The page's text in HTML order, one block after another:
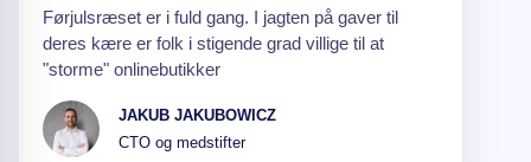
Førjulsræset er i fuld gang. I jagten på gaver til
deres kære er folk i stigende grad villige til at
"storme" onlinebutikker
JAKUB JAKUBOWICZ
CTO og medstifter